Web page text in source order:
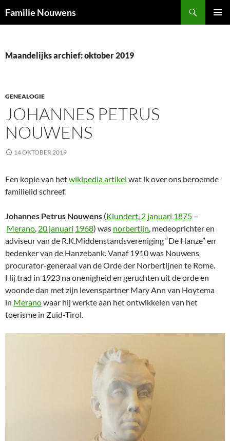
naar
Familie Nouwens
Maandelijks archief: oktober 2019
GENEALOGIE
JOHANNES PETRUS
NOUWENS
14 OKTOBER 2019
Een kopie van hetwikipedia artikel wat ik over ons beroemde
familielid schreef.
Johannes Petrus Nouwens (Klundert, 2 januari 1875 –
Merano, 20 januari 1968) was norbertijn, medeoprichter en
adviseur van de R.K.Middenstandsvereniging “De Hanze” en
bedenker van de Hanzebank. Vanaf 1910 was Nouwens
procurator-generaal van de Orde der Norbertijnen te Rome.
Hij trad in 1923 na onenigheid en geruchten uit de orde en
woonde dan met zijn levenspartner Mary Ann van Hoytema
in Meranowaar hij werkte aan het ontwikkelen van het
toerisme in Zuid-Tirol.